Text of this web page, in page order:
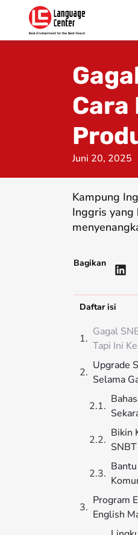
Cara
Juni 20, 2025
Kampung
Inggris yang
Bagikan
Daftar isi
Gagal
Tapi Ini
Upgrade
Selama
Bikin
Program
English